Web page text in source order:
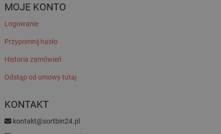
MOJE KONTO
Logowanie
Przypomnij hasło
Historia zamówień
Odstąp od umowy tutaj
KONTAKT
kontakt@sortbin24.pl